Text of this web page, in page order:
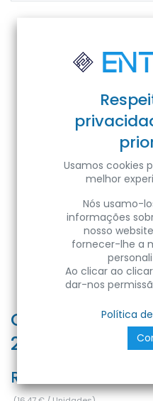
COR003-B -
2M Lacado
Ref:
Usamos cookies
melhor
Nós usamo-
informações
nosso
fornecer-lhe a
Ao clicar ao
dar-nos
Política